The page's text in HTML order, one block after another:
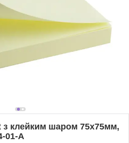
з клейким шаром 75х75мм,
01-A